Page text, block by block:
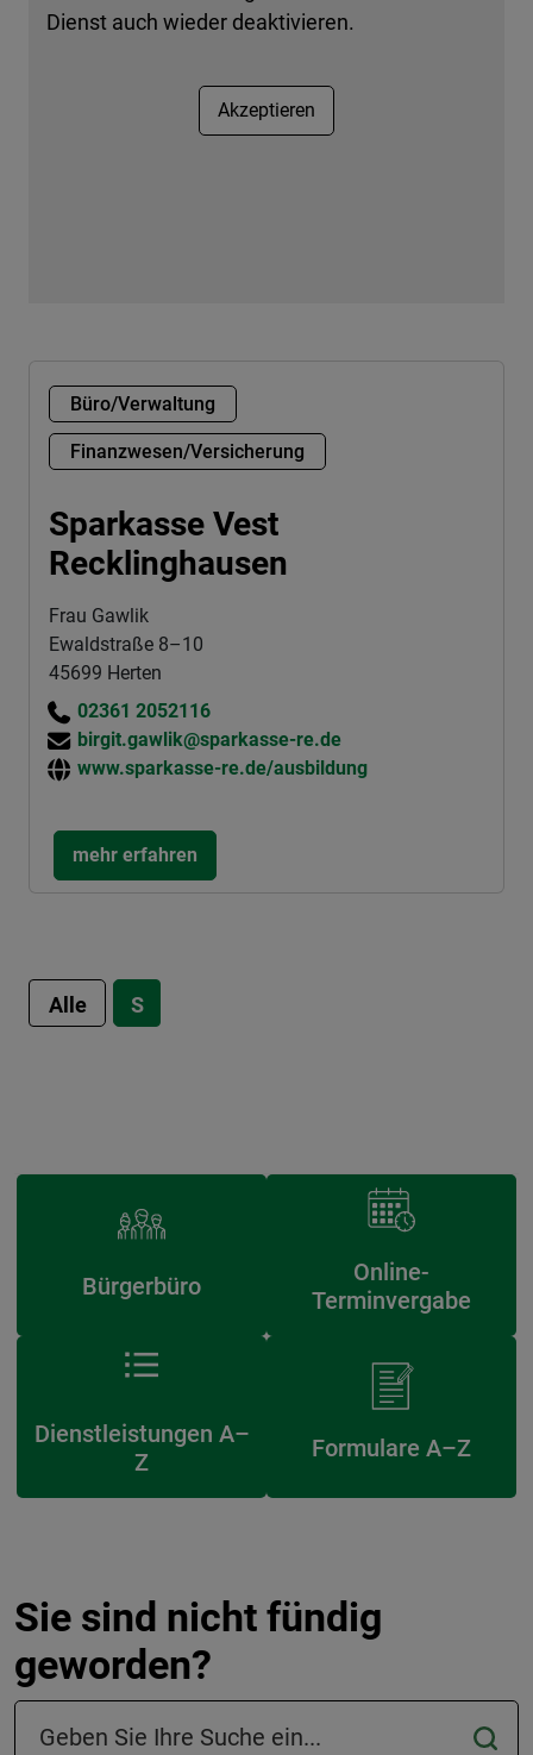
Dienst auch wieder deaktivieren.
Akzeptieren
Büro/Verwaltung
Finanzwesen/Versicherung
Sparkasse Vest
Recklinghausen
Frau Gawlik
Ewaldstraße 8–10
45699 Herten
02361 2052116
birgit.gawlik@sparkasse-re.de
www.sparkasse-re.de/ausbildung
mehr erfahren
Alle S
Bürgerbüro
Online-
Terminvergabe
Dienstleistungen A–
Z
Formulare A–Z
Sie sind nicht fündig
geworden?
Suchfeld in der Fußzeile